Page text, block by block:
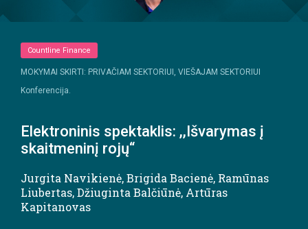
Countline Finance
MOKYMAI SKIRTI: PRIVAČIAM SEKTORIUI, VIEŠAJAM SEKTORIUI
Konferencija.
Elektroninis spektaklis: ,,Išvarymas į
skaitmeninį rojų“
Jurgita Navikienė,Brigida Bacienė, Ramūnas
Liubertas,Džiuginta Balčiūnė, Artūras
Kapitanovas